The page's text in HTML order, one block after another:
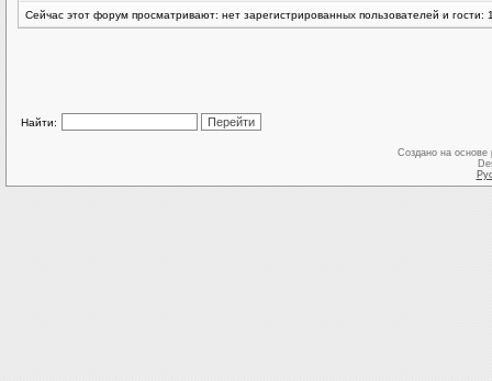
Сейчас этот форум просматривают: нет зарегистрированных пользователей и гости:
Найти:
Создано на основе